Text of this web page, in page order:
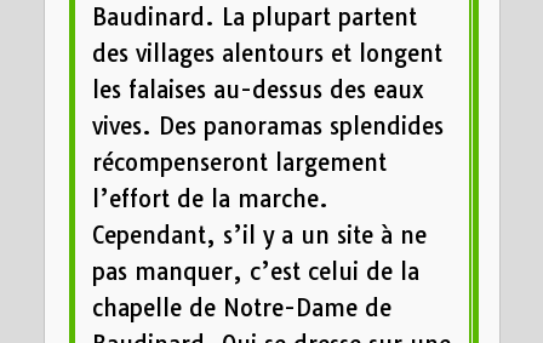
Baudinard. La plupart partent
des villages alentours et longent
les falaises au-dessus des eaux
vives. Des panoramas splendides
récompenseront largement
l’effort de la marche.
Cependant, s’il y a un site à ne
pas manquer, c’est celui de la
chapelle de Notre-Dame de